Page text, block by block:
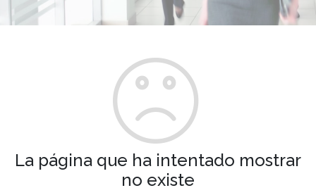
La página que ha intentado mostrar
no existe